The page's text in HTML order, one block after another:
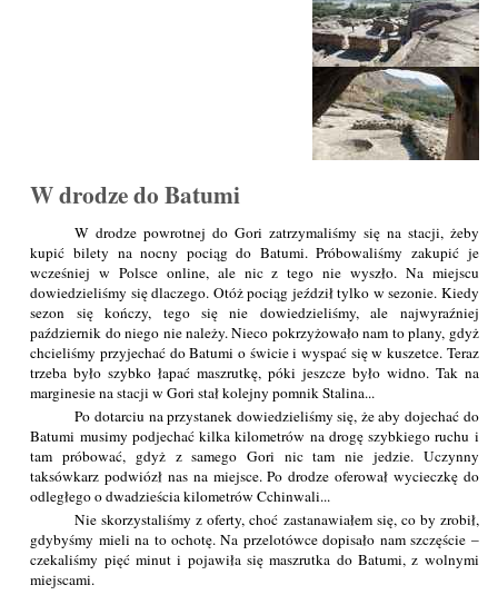
W drodze do Batumi
W drodze powrotnej do Gori zatrzymaliśmy się na stacji, żeby
kupić bilety na nocny pociąg do Batumi. Próbowaliśmy zakupić je
wcześniej w Polsce online, ale nic z tego nie wyszło. Na miejscu
dowiedzieliśmy się dlaczego. Otóż pociąg jeździł tylko w sezonie. Kiedy
sezon się kończy, tego się nie dowiedzieliśmy, ale najwyraźniej
październik do niego nie należy. Nieco pokrzyżowało nam to plany, gdyż
chcieliśmy przyjechać do Batumi o świcie i wyspać się w kuszetce. Teraz
trzeba było szybko łapać maszrutkę, póki jeszcze było widno. Tak na
marginesie na stacji w Gori stał kolejny pomnik Stalina...
Po dotarciu na przystanek dowiedzieliśmy się, że aby dojechać do
Batumi musimy podjechać kilka kilometrów na drogę szybkiego ruchu i
tam próbować, gdyż z samego Gori nic tam nie jedzie. Uczynny
taksówkarz podwiózł nas na miejsce. Po drodze oferował wycieczkę do
odległego o dwadzieścia kilometrów Cchinwali...
Nie skorzystaliśmy z oferty, choć zastanawiałem się, co by zrobił,
gdybyśmy mieli na to ochotę. Na przelotówce dopisało nam szczęście –
czekaliśmy pięć minut i pojawiła się maszrutka do Batumi, z wolnymi
miejscami.